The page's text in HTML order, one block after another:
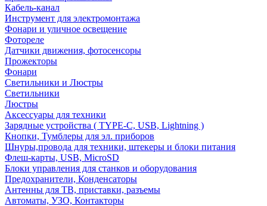
Кабель-канал
Инструмент для электромонтажа
Фонари и уличное освещение
Фотореле
Датчики движения, фотосенсоры
Прожекторы
Фонари
Светильники и Люстры
Светильники
Люстры
Аксессуары для техники
Зарядные устройства ( TYPE-C, USB, Lightning )
Кнопки, Тумблеры для эл. приборов
Шнуры,провода для техники, штекеры и блоки питания
Флеш-карты, USB, MicroSD
Блоки управления для станков и оборудования
Предохранители, Конденсаторы
Антенны для ТВ, приставки, разъемы
Автоматы, УЗО, Контакторы